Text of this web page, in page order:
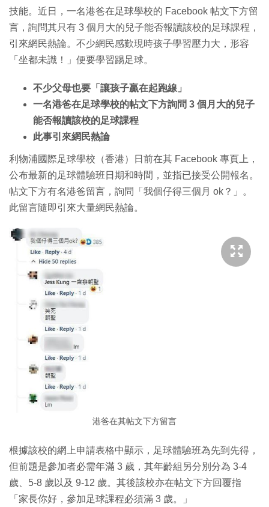
技能。近日，一名港爸在足球學校的 Facebook 帖文下方留
言，詢問其只有 3 個月大的兒子能否報讀該校的足球課程，
引來網民熱論。不少網民感歎現時孩子學習壓力大，形容
「坐都未識！」便要學習踢足球。
不少父母也要「讓孩子贏在起跑線」
一名港爸在足球學校的帖文下方詢問 3 個月大的兒子
能否報讀該校的足球課程
此事引來網民熱論
利物浦國際足球學校（香港）日前在其 Facebook 專頁上，
公布最新的足球體驗班日期和時間，並指已接受公開報名。
帖文下方有名港爸留言，詢問「我個仔得三個月 ok？」。
此留言隨即引來大量網民熱論。
港爸在其帖文下方留言
根據該校的網上申請表格中顯示，足球體驗班為先到先得，
但前題是參加者必需年滿 3 歲，其年齡組另分別分為 3-4
歲、5-8 歲以及 9-12 歲。其後該校亦在帖文下方回覆指
「家長你好，參加足球課程必須滿 3 歲。」